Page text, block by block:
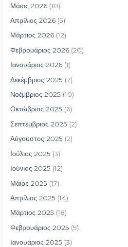
Μάιος 2026 (10)
Απρίλιος 2026 (5)
Μάρτιος 2026 (12)
Φεβρουάριος 2026 (20)
Ιανουάριος 2026 (1)
Δεκέμβριος 2025 (7)
Νοέμβριος 2025 (10)
Οκτώβριος 2025 (6)
Σεπτέμβριος 2025 (2)
Αύγουστος 2025 (2)
Ιούλιος 2025 (3)
Ιούνιος 2025 (12)
Μάιος 2025 (17)
Απρίλιος 2025 (14)
Μάρτιος 2025 (18)
Φεβρουάριος 2025 (9)
Ιανουάριος 2025 (3)